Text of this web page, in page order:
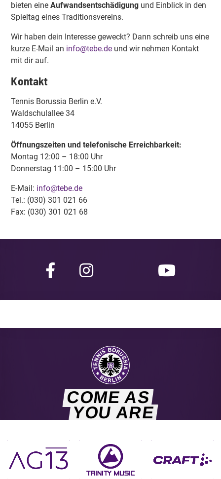
bieten eineAufwandsentschädigung und Einblick in den
Spieltag eines Traditionsvereins.
Wir haben dein Interesse geweckt? Dann schreib uns eine
kurze E-Mail an info@tebe.de und wir nehmen Kontakt
mit dir auf.
Kontakt
Tennis Borussia Berlin e.V.
Waldschulallee 34
14055 Berlin
Öffnungszeiten und telefonische Erreichbarkeit:
Montag 12:00 – 18:00 Uhr
Donnerstag 11:00 – 15:00 Uhr
E-Mail: info@tebe.de
Tel.: (030) 301 021 66
Fax: (030) 301 021 68
COME AS
YOU ARE